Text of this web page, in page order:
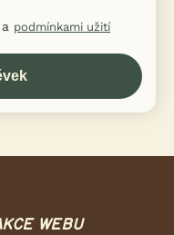
a podmínkami užití
WEBU